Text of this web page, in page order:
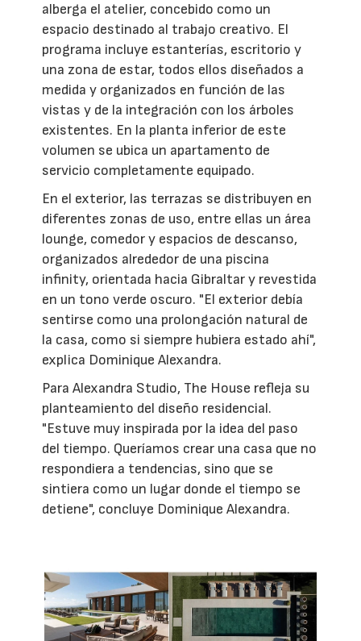
alberga el atelier, concebido como un
espacio destinado al trabajo creativo. El
programa incluye estanterías, escritorio y
una zona de estar, todos ellos diseñados a
medida y organizados en función de las
vistas y de la integración con los árboles
existentes. En la planta inferior de este
volumen se ubica un apartamento de
servicio completamente equipado.
En el exterior, las terrazas se distribuyen en
diferentes zonas de uso, entre ellas un área
lounge, comedor y espacios de descanso,
organizados alrededor de una piscina
infinity, orientada hacia Gibraltar y revestida
en un tono verde oscuro. "El exterior debía
sentirse como una prolongación natural de
la casa, como si siempre hubiera estado ahí",
explica Dominique Alexandra.
Para Alexandra Studio, The House refleja su
planteamiento del diseño residencial.
"Estuve muy inspirada por la idea del paso
del tiempo. Queríamos crear una casa que no
respondiera a tendencias, sino que se
sintiera como un lugar donde el tiempo se
detiene", concluye Dominique Alexandra.